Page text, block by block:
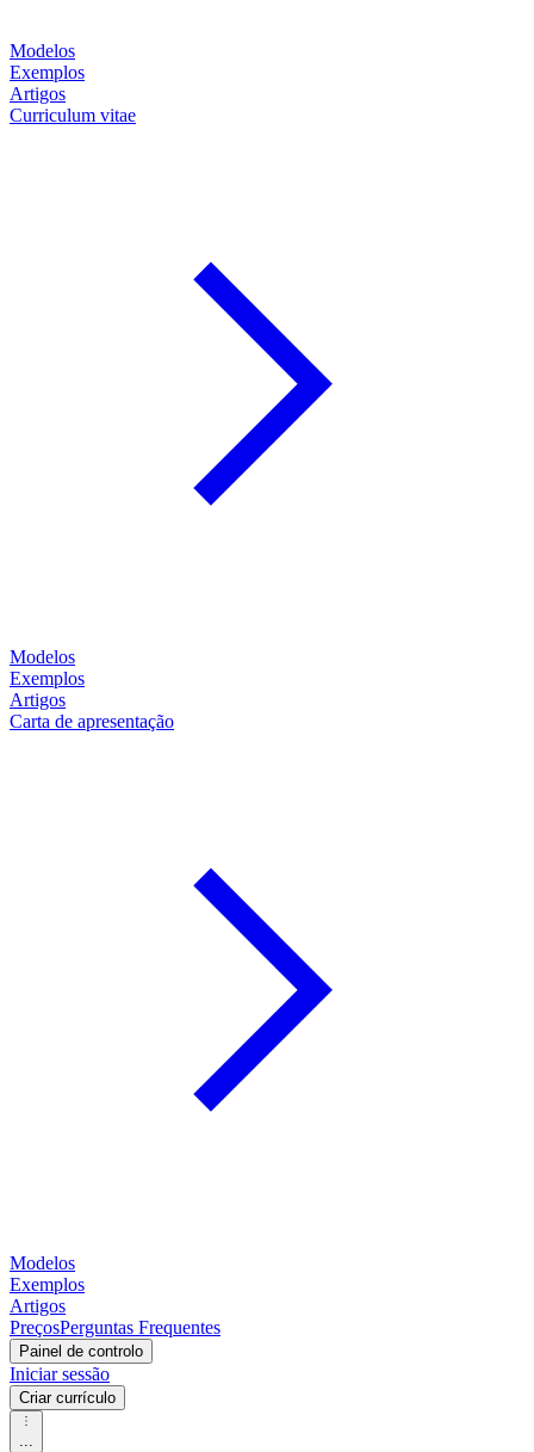
Modelos
Exemplos
Artigos
Curriculum vitae
Modelos
Exemplos
Artigos
Carta de apresentação
Modelos
Exemplos
Artigos
PreçosPerguntas Frequentes
Painel de controlo
Iniciar sessão
Criar currículo
...